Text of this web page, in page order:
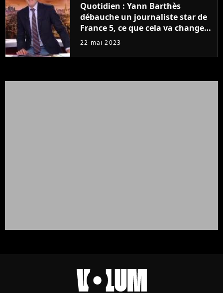
Quotidien : Yann Barthès
débauche un journaliste star de
France 5, ce que cela va changer
à la rentrée
22 mai 2023